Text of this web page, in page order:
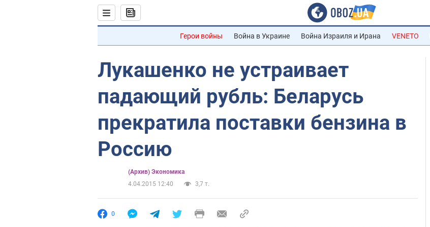
Герои войны Война в Украине Война Израиля и Ирана VENETO
Лукашенко не устраивает
падающий рубль: Беларусь
прекратила поставки бензина в
Россию
(Архив) Экономика
4.04.2015 12:40
3,7 т.
0